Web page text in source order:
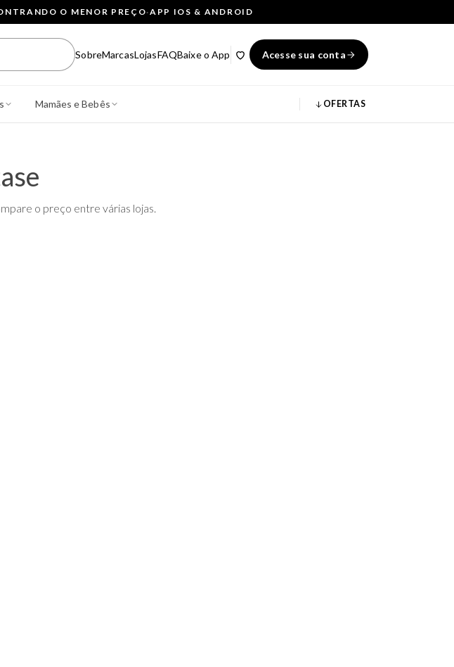
O MENOR PREÇO·APP IOS & ANDROID
SobreMarcasLojasFAQBaixe o App Acesse sua conta
Mamães e Bebês OFERTAS
o preço entre várias lojas.